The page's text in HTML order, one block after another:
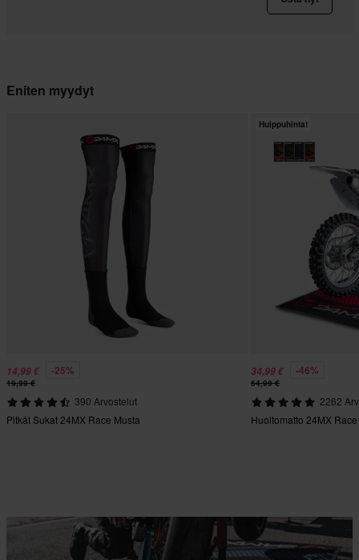
Eniten myydyt
14,99 € -25%
19,99 €
390 Arvostelut
Pitkät Sukat 24MX Race Musta
Huippuhinta!
34,99 € -46%
64,99 €
2262
Huoltomatto 24MX